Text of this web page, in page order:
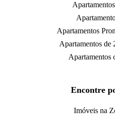
Apartamentos
Apartamentos de
Apartamentos
Encontre
Imóveis na